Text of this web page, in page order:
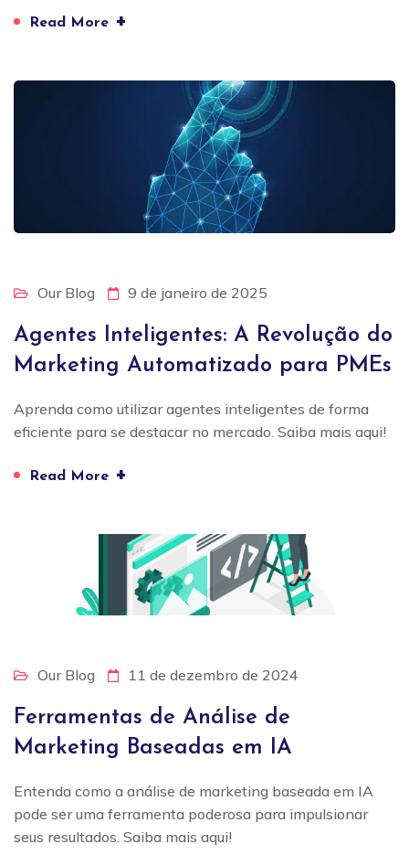
Read More +
Our Blog 9 de janeiro de 2025
Agentes Inteligentes: A Revolução do
Marketing Automatizado para PMEs
Aprenda como utilizar agentes inteligentes de forma
eficiente para se destacar no mercado. Saiba mais aqui!
Read More +
Our Blog 11 de dezembro de 2024
Ferramentas de Análise de
Marketing Baseadas em IA
Entenda como a análise de marketing baseada em IA
pode ser uma ferramenta poderosa para impulsionar
seus resultados. Saiba mais aqui!